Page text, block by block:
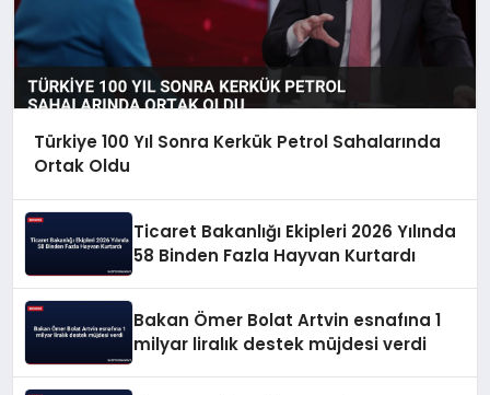
Türkiye 100 Yıl Sonra Kerkük Petrol Sahalarında
Ortak Oldu
Ticaret Bakanlığı Ekipleri 2026 Yılında
58 Binden Fazla Hayvan Kurtardı
Bakan Ömer Bolat Artvin esnafına 1
milyar liralık destek müjdesi verdi